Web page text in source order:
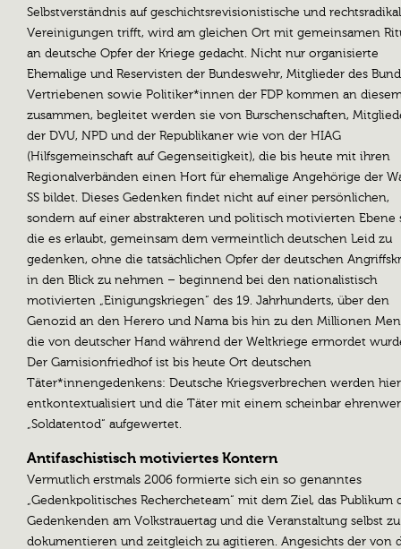
Selbstverständnis auf geschichtsrevisionistische und
Vereinigungen trifft, wird am gleichen Ort mit gemeinsamen
an deutsche Opfer der Kriege gedacht. Nicht nur organisierte
Ehemalige und Reservisten der Bundeswehr, Mitglieder des
Vertriebenen sowie Politiker*innen der FDP kommen an
zusammen, begleitet werden sie von Burschenschaften,
der DVU, NPD und der Republikaner wie von der HIAG
(Hilfsgemeinschaft auf Gegenseitigkeit), die bis heute mit ihren
Regionalverbänden einen Hort für ehemalige Angehörige der
SS bildet. Dieses Gedenken findet nicht auf einer persönlichen,
sondern auf einer abstrakteren und politisch motivierten Ebene
die es erlaubt, gemeinsam dem vermeintlich deutschen Leid zu
gedenken, ohne die tatsächlichen Opfer der deutschen
in den Blick zu nehmen – beginnend bei den nationalistisch
motivierten „Einigungskriegen“ des 19. Jahrhunderts, über den
Genozid an den Herero und Nama bis hin zu den Millionen
die von deutscher Hand während der Weltkriege ermordet
Der Garnisionfriedhof ist bis heute Ort deutschen
Täter*innengedenkens: Deutsche Kriegsverbrechen werden hier
entkontextualisiert und die Täter mit einem scheinbar
„Soldatentod“ aufgewertet.
Antifaschistisch motiviertes Kontern
Vermutlich erstmals 2006 formierte sich ein so genanntes
„Gedenkpolitisches Rechercheteam“ mit dem Ziel, das Publikum
Gedenkenden am Volkstrauertag und die Veranstaltung selbst zu
dokumentieren und zeitgleich zu agitieren. Angesichts der von